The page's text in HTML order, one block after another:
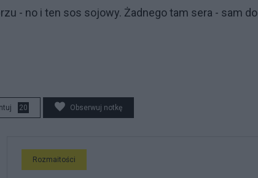
- no i ten sos sojowy. Żadnego tam sera - sam
20 Obserwuj notkę
Rozmaitości